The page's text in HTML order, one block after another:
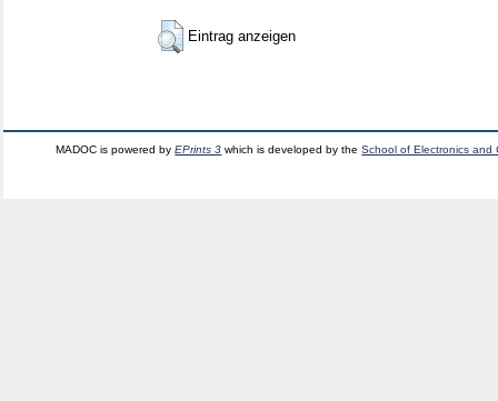
Eintrag anzeigen
MADOC is powered byEPrints 3 which is developed by theSchool of Electronics and